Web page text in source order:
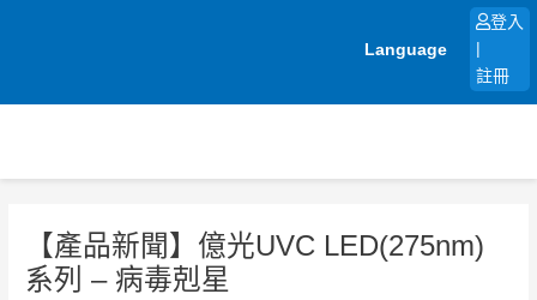
Language
登入
註冊
【產品新聞】億光UVC LED(275nm)
系列 – 病毒剋星